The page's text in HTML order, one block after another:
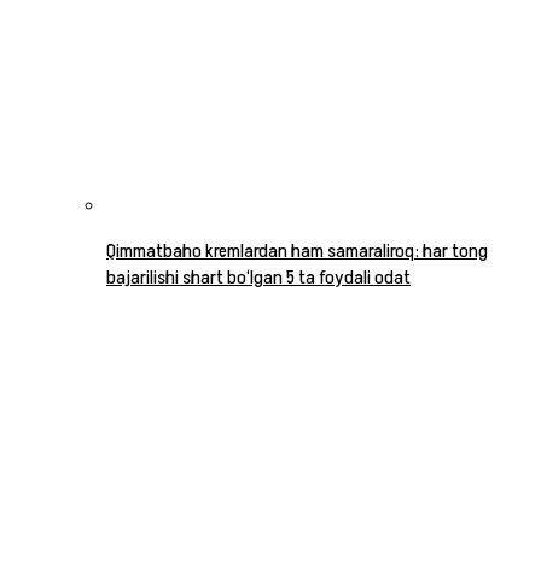
Qimmatbaho kremlardan ham samaraliroq: har tong
bajarilishi shart bo‘lgan 5 ta foydali odat